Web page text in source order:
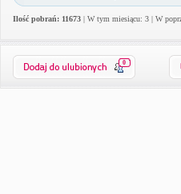
Ilość pobrań: 11673 | W tym miesiącu: 3 | W
0